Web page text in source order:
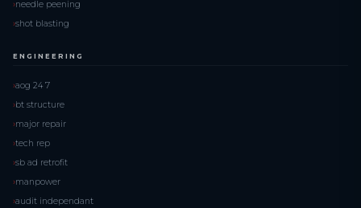
needle peening
shot blasting
ENGINEERING
aog 24 7
bt structure
major repair
tech rep
sb ad retrofit
manpower
audit independant